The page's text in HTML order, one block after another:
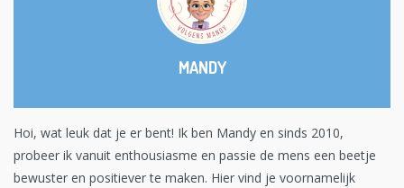
MANDY
Hoi, wat leuk dat je er bent! Ik ben Mandy en sinds 2010,
probeer ik vanuit enthousiasme en passie de mens een beetje
bewuster en positiever te maken. Hier vind je voornamelijk